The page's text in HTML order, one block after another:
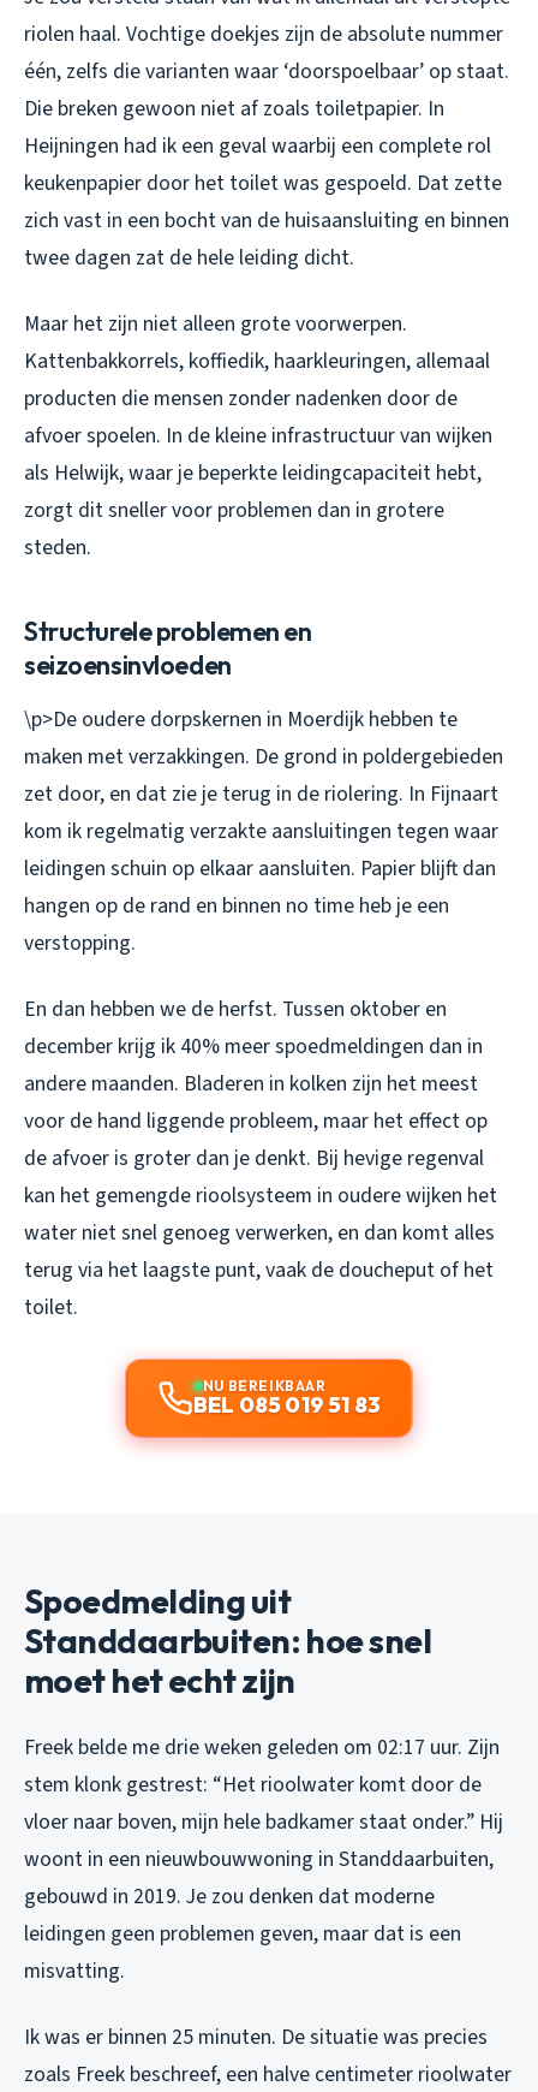
riolen haal. Vochtige doekjes zijn de absolute nummer
één, zelfs die varianten waar ‘doorspoelbaar’ op staat.
Die breken gewoon niet af zoals toiletpapier. In
Heijningen had ik een geval waarbij een complete rol
keukenpapier door het toilet was gespoeld. Dat zette
zich vast in een bocht van de huisaansluiting en binnen
twee dagen zat de hele leiding dicht.
Maar het zijn niet alleen grote voorwerpen.
Kattenbakkorrels, koffiedik, haarkleuringen, allemaal
producten die mensen zonder nadenken door de
afvoer spoelen. In de kleine infrastructuur van wijken
als Helwijk, waar je beperkte leidingcapaciteit hebt,
zorgt dit sneller voor problemen dan in grotere
steden.
Structurele problemen en
seizoensinvloeden
\p>De oudere dorpskernen in Moerdijk hebben te
maken met verzakkingen. De grond in poldergebieden
zet door, en dat zie je terug in de riolering. In Fijnaart
kom ik regelmatig verzakte aansluitingen tegen waar
leidingen schuin op elkaar aansluiten. Papier blijft dan
hangen op de rand en binnen no time heb je een
verstopping.
En dan hebben we de herfst. Tussen oktober en
december krijg ik 40% meer spoedmeldingen dan in
andere maanden. Bladeren in kolken zijn het meest
voor de hand liggende probleem, maar het effect op
de afvoer is groter dan je denkt. Bij hevige regenval
kan het gemengde rioolsysteem in oudere wijken het
water niet snel genoeg verwerken, en dan komt alles
terug via het laagste punt, vaak de doucheput of het
toilet.
NU BEREIKBAAR
BEL 085 019 51 83
Spoedmelding uit
Standdaarbuiten: hoe snel
moet het echt zijn
Freek belde me drie weken geleden om 02:17 uur. Zijn
stem klonk gestrest: “Het rioolwater komt door de
vloer naar boven, mijn hele badkamer staat onder.” Hij
woont in een nieuwbouwwoning in Standdaarbuiten,
gebouwd in 2019. Je zou denken dat moderne
leidingen geen problemen geven, maar dat is een
misvatting.
Ik was er binnen 25 minuten. De situatie was precies
zoals Freek beschreef, een halve centimeter rioolwater